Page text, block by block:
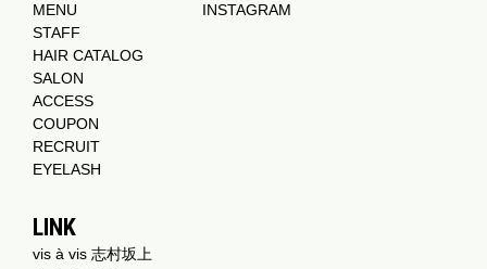
MENU
STAFF
HAIR CATALOG
SALON
ACCESS
COUPON
RECRUIT
EYELASH
INSTAGRAM
LINK
vis à vis 志村坂上